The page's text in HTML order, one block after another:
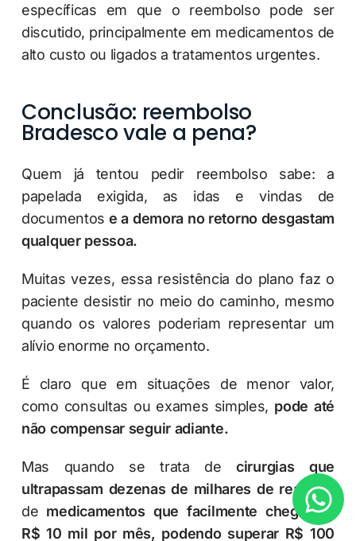
específicas em que o reembolso pode ser
discutido, principalmente em medicamentos de
alto custo ou ligados a tratamentos urgentes.
Conclusão: reembolso
Bradesco vale a pena?
Quem já tentou pedir reembolso sabe: a
papelada exigida, as idas e vindas de
documentos e a demora no retorno desgastam
qualquer pessoa.
Muitas vezes, essa resistência do plano faz o
paciente desistir no meio do caminho, mesmo
quando os valores poderiam representar um
alívio enorme no orçamento.
É claro que em situações de menor valor,
como consultas ou exames simples, pode até
não compensar seguir adiante.
Mas quando se trata decirurgias que
ultrapassam dezenas de milhares de reaisou
de medicamentos que facilmente chegam a
R$ 10 mil por mês, podendo superar R$ 100